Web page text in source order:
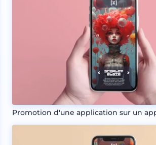
Promotion d'une application sur un